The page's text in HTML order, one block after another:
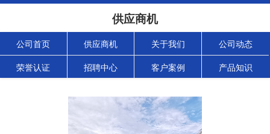
供应商机
公司首页 供应商机 关于我们 公司动态
荣誉认证 招聘中心 客户案例 产品知识